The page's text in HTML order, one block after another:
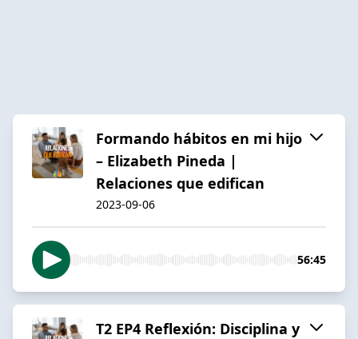
Formando hábitos en mi hijo
– Elizabeth Pineda |
Relaciones que edifican
2023-09-06
56:45
T2 EP4 Reflexión: Disciplina y